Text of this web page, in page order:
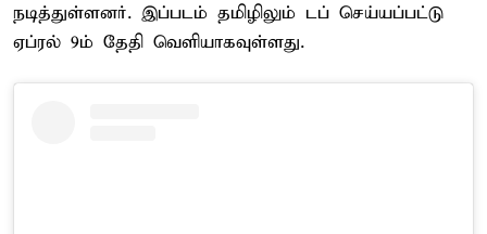
நடித்துள்ளனர். இப்படம் தமிழிலும் டப் செய்யப்பட்டு
ஏப்ரல் 9ம் தேதி வெளியாகவுள்ளது.